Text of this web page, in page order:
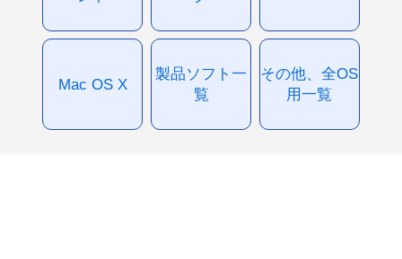
Mac OS X
製品ソフト一
覧
その他、全OS
用一覧